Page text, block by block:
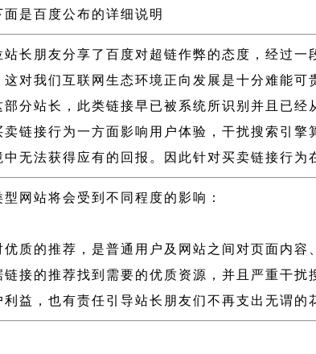
是百度公布的详细说明
长朋友分享了百度对超链作弊的态度，经过
对我们互联网生态环境正向发展是十分难能
分站长，此类链接早已被系统所识别并且已经
链接行为一方面影响用户体验，干扰搜索引
无法获得应有的回报。因此针对买卖链接行
网站将会受到不同程度的影响：
质的推荐，是普通用户及网站之间对页面内
接的推荐找到需要的优质资源，并且严重干
益，也有责任引导站长朋友们不再支出无谓的